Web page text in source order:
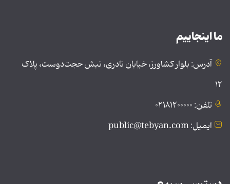
ما اینجاییم
آدرس: بلوار کشاورز، خیابان نادری، نبش حجت‌دوست، پلاک
۱۲
تلفن: ۰۲۱۸۱۲۰۰۰۰۰
ایمیل: public@tebyan.com